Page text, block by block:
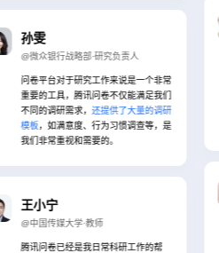
众银行战略部·研究负责人
平台对于研究工作来说是一个非常
的工具，腾讯问卷不仅能满足我们
的调研需求，还提供了大量的调研
，如满意度、行为习惯调查等，是
非常重视和需要的。
宁
国传媒大学·教师
问卷已经是我日常科研工作的帮